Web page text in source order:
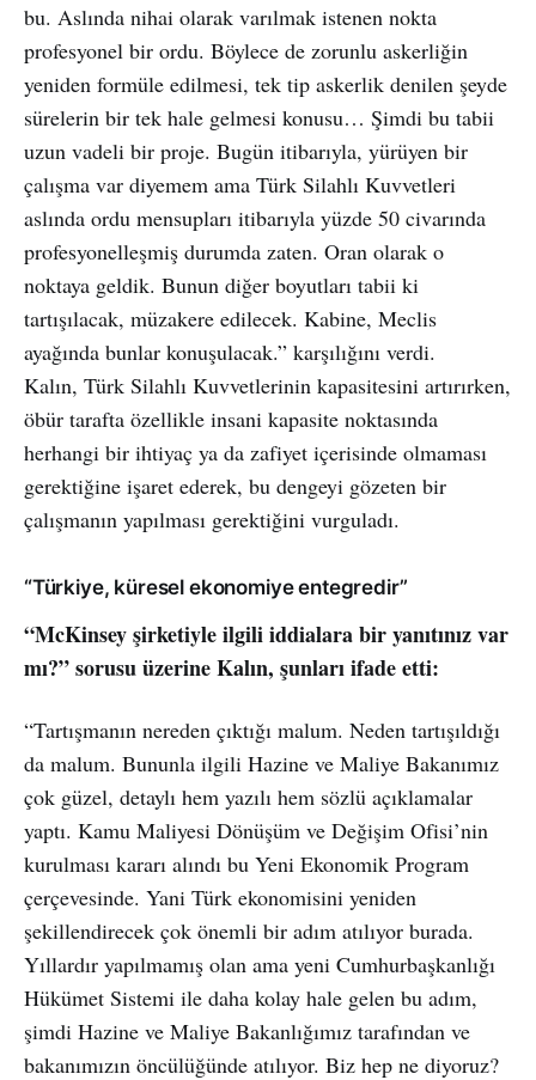
bu. Aslında nihai olarak varılmak istenen nokta
profesyonel bir ordu. Böylece de zorunlu askerliğin
yeniden formüle edilmesi, tek tip askerlik denilen şeyde
sürelerin bir tek hale gelmesi konusu… Şimdi bu tabii
uzun vadeli bir proje. Bugün itibarıyla, yürüyen bir
çalışma var diyemem ama Türk Silahlı Kuvvetleri
aslında ordu mensupları itibarıyla yüzde 50 civarında
profesyonelleşmiş durumda zaten. Oran olarak o
noktaya geldik. Bunun diğer boyutları tabii ki
tartışılacak, müzakere edilecek. Kabine, Meclis
ayağında bunlar konuşulacak.” karşılığını verdi.
Kalın, Türk Silahlı Kuvvetlerinin kapasitesini artırırken,
öbür tarafta özellikle insani kapasite noktasında
herhangi bir ihtiyaç ya da zafiyet içerisinde olmaması
gerektiğine işaret ederek, bu dengeyi gözeten bir
çalışmanın yapılması gerektiğini vurguladı.
“Türkiye, küresel ekonomiye entegredir”
“McKinsey şirketiyle ilgili iddialara bir yanıtınız var
mı?” sorusu üzerine Kalın, şunları ifade etti:
“Tartışmanın nereden çıktığı malum. Neden tartışıldığı
da malum. Bununla ilgili Hazine ve Maliye Bakanımız
çok güzel, detaylı hem yazılı hem sözlü açıklamalar
yaptı. Kamu Maliyesi Dönüşüm ve Değişim Ofisi’nin
kurulması kararı alındı bu Yeni Ekonomik Program
çerçevesinde. Yani Türk ekonomisini yeniden
şekillendirecek çok önemli bir adım atılıyor burada.
Yıllardır yapılmamış olan ama yeni Cumhurbaşkanlığı
Hükümet Sistemi ile daha kolay hale gelen bu adım,
şimdi Hazine ve Maliye Bakanlığımız tarafından ve
bakanımızın öncülüğünde atılıyor. Biz hep ne diyoruz?